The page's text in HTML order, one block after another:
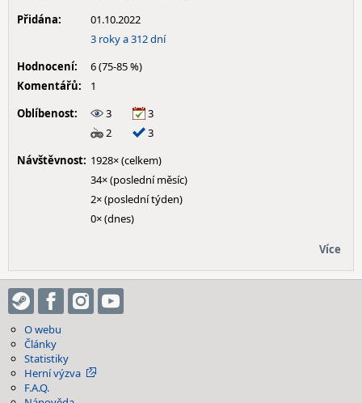
Přidána:
01.10.2022
3 roky a 312 dní
Hodnocení:
6 (75-85 %)
Komentářů:
1
Oblíbenost:
3
3
2
3
Návštěvnost: 1928× (celkem)
34× (poslední měsíc)
2× (poslední týden)
0× (dnes)
Více
O webu
Články
Statistiky
Herní výzva
F.A.Q.